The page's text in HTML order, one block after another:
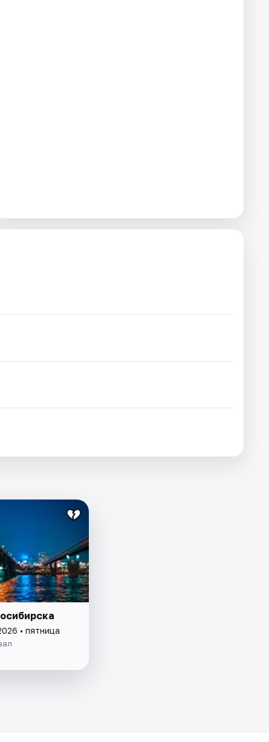
• пятница